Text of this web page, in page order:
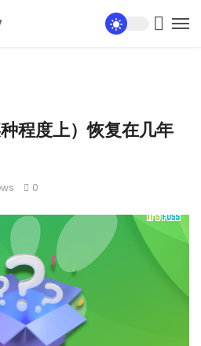
程度上）恢复在几年
0